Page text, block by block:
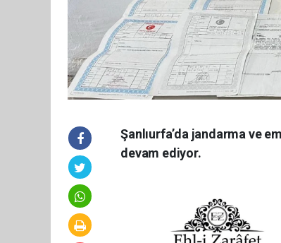
Şanlıurfa’da jandarma ve
devam ediyor.